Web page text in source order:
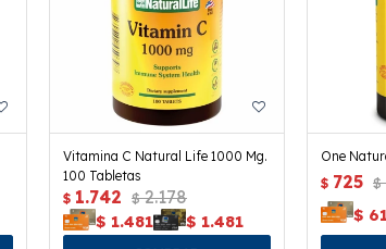
Vitamina C Natural Life 1000 Mg.
100 Tabletas
$ 1.742 $ 2.178
$ 1.481 $ 1.481
One
$ 725 $
$